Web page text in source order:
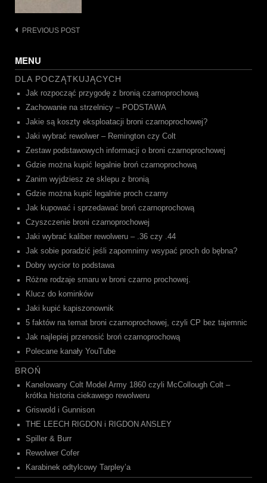
Post
PREVIOUS POST
MENU
DLA POCZĄTKUJĄCYCH
Jak rozpocząć przygodę z bronią czarnoprochową
Zachowanie na strzelnicy – PODSTAWA
Jakie są koszty eksploatacji broni czarnoprochowej?
Jaki wybrać rewolwer – Remington czy Colt
Zestaw podstawowych informacji o broni czarnoprochowej
Gdzie można kupić legalnie broń czarnoprochową
Zanim wyjdziesz ze sklepu z bronią
Gdzie można kupić legalnie proch czarny
Jak kupować i sprzedawać broń czarnoprochową
Czyszczenie broni czarnoprochowej
Jaki wybrać kaliber rewolweru – .36 czy .44
Jak sobie poradzić jeśli zapomnimy wsypać proch do bębna?
Dobry wycior to podstawa
Różne rodzaje smaru w broni czarno prochowej.
Klucz do kominków
Jaki kupić kapiszonownik
5 faktów na temat broni czarnoprochowej, czyli CP bez tajemnic
Jak najlepiej przenosić broń czarnoprochową
Polecane kanały YouTube
BROŃ
Kanelowany Colt Model Army 1860 czyli McCollough Colt –
krótka historia ciekawego rewolweru
Griswold i Gunnison
THE LEECH RIGDON i RIGDON ANSLEY
Spiller & Burr
Rewolwer Cofer
Karabinek odtylcowy Tarpley’a